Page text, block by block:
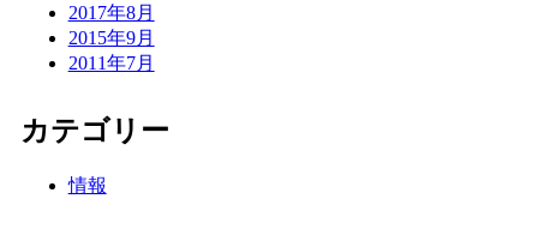
2017年8月
2015年9月
2011年7月
カテゴリー
情報